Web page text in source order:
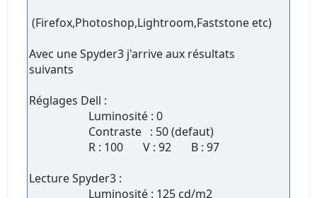
(Firefox,Photoshop,Lightroom,Faststone etc)
Avec une Spyder3 j'arrive aux résultats
suivants
Réglages Dell :
Luminosité : 0
Contraste : 50 (defaut)
R : 100 V : 92 B : 97
Lecture Spyder3 :
Luminosité : 125 cd/m2